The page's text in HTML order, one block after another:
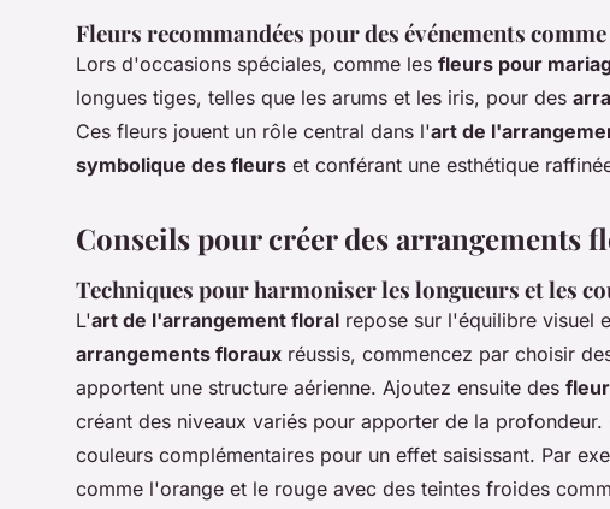
Fleurs recommandées pour des événements
Lors d'occasions spéciales, comme les fleurs pour
longues tiges, telles que les arums et les iris, pour des
Ces fleurs jouent un rôle central dans l'art de
symbolique des fleurs et conférant une esthétique
Conseils pour créer des arrangements
Techniques pour harmoniser les longueurs et les
L'art de l'arrangement floral repose sur l'équilibre visuel
arrangements floraux réussis, commencez par choisir
apportent une structure aérienne. Ajoutez ensuite des
créant des niveaux variés pour apporter de la
couleurs complémentaires pour un effet saisissant. Par
comme l'orange et le rouge avec des teintes froides